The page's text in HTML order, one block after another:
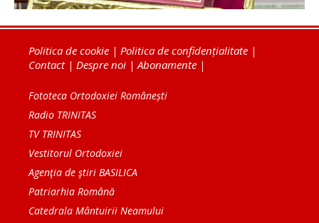
Politica de cookie | Politica de confidențialitate |
Contact| Despre noi | Abonamente |
Fototeca Ortodoxiei Românești
Radio TRINITAS
TV TRINITAS
Vestitorul Ortodoxiei
Agenţia de ştiri BASILICA
Patriarhia Română
Catedrala Mântuirii Neamului